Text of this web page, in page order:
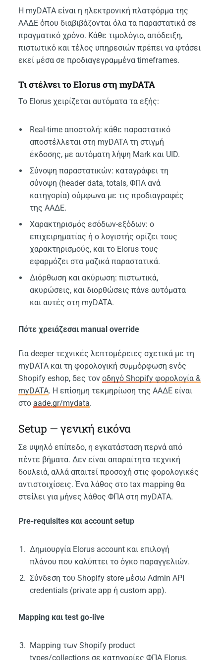
Η myDATA είναι η ηλεκτρονική πλατφόρμα της
ΑΑΔΕ όπου διαβιβάζονται όλα τα παραστατικά σε
πραγματικό χρόνο. Κάθε τιμολόγιο, απόδειξη,
πιστωτικό και τέλος υπηρεσιών πρέπει να φτάσει
εκεί μέσα σε προδιαγεγραμμένα timeframes.
Τι στέλνει το Elorus στη myDATA
Το Elorus χειρίζεται αυτόματα τα εξής:
Real-time αποστολή: κάθε παραστατικό
αποστέλλεται στη myDATA τη στιγμή
έκδοσης, με αυτόματη λήψη Mark και UID.
Σύνοψη παραστατικών: καταγράφει τη
σύνοψη (header data, totals, ΦΠΑ ανά
κατηγορία) σύμφωνα με τις προδιαγραφές
της ΑΑΔΕ.
Χαρακτηρισμός εσόδων-εξόδων: ο
επιχειρηματίας ή ο λογιστής ορίζει τους
χαρακτηρισμούς, και το Elorus τους
εφαρμόζει στα μαζικά παραστατικά.
Διόρθωση και ακύρωση: πιστωτικά,
ακυρώσεις, και διορθώσεις πάνε αυτόματα
και αυτές στη myDATA.
Πότε χρειάζεσαι manual override
Για deeper τεχνικές λεπτομέρειες σχετικά με τη
myDATA και τη φορολογική συμμόρφωση ενός
Shopify eshop, δες τονοδηγό Shopify φορολογία &
myDATA. Η επίσημη τεκμηρίωση της ΑΑΔΕ είναι
στο aade.gr/mydata.
Setup — γενική εικόνα
Σε υψηλό επίπεδο, η εγκατάσταση περνά από
πέντε βήματα. Δεν είναι απαραίτητα τεχνική
δουλειά, αλλά απαιτεί προσοχή στις φορολογικές
αντιστοιχίσεις. Ένα λάθος στο tax mapping θα
στείλει για μήνες λάθος ΦΠΑ στη myDATA.
Pre-requisites και account setup
Δημιουργία Elorus account και επιλογή
πλάνου που καλύπτει το όγκο παραγγελιών.
Σύνδεση του Shopify store μέσω Admin API
credentials (private app ή custom app).
Mapping και test go-live
Mapping των Shopify product
types/collections σε κατηγορίες ΦΠΑ Elorus.